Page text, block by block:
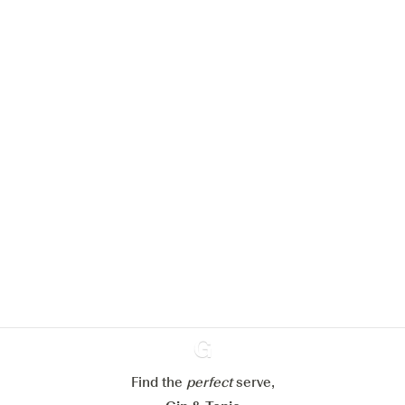
Ginventory
Find the perfectserve,